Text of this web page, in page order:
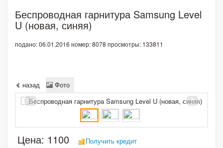
Поиск по сайту
Подать объявление
Беспроводная гарнитура Samsung Level
U (новая, синяя)
подано: 06.01.2016 номер: 8078 просмотры: 133811
назад Фото
Цена: 1100 Получить кредит